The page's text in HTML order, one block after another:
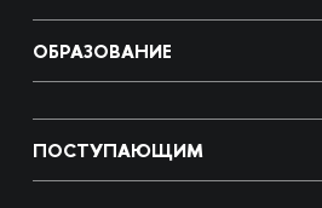
ОБРАЗОВАНИЕ
ПОСТУПАЮЩИМ